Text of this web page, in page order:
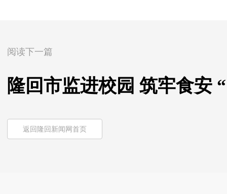
阅读下一篇
隆回市监进校园 筑牢食安
返回隆回新闻网首页